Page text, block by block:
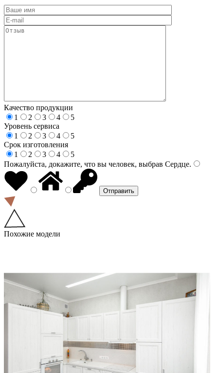
Качество продукции
1
2 3 4
5
Уровень сервиса
1
2 3 4
5
Срок изготовления
1
2 3 4
5
Пожалуйста, докажите, что вы человек, выбрав Сердце.
Похожие модели